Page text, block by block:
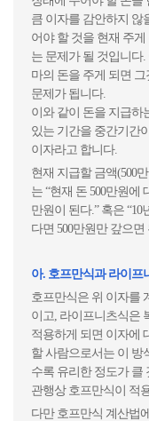
큼 이자를 감안하지 않
어야 할 것을 현재 주
는 문제가 될 것입니다
마의 돈을 주게 되면 그
문제가 됩니다.
이와 같이 돈을 지급하
있는 기간을 중간기간
이자라고 합니다.
현재 지급할 금액(500
는 “현재 돈 500만원에
만원이 된다.” 혹은
다면 500만원만 갚으
아. 호프만식과 라이프
호프만식은 위 이자를
이고, 라이프니츠식은
적용하게 되면 이자에
할 사람으로서는 이 방
수록 유리한 정도가 클
관행상 호프만식이 적
다만 호프만식 계산법